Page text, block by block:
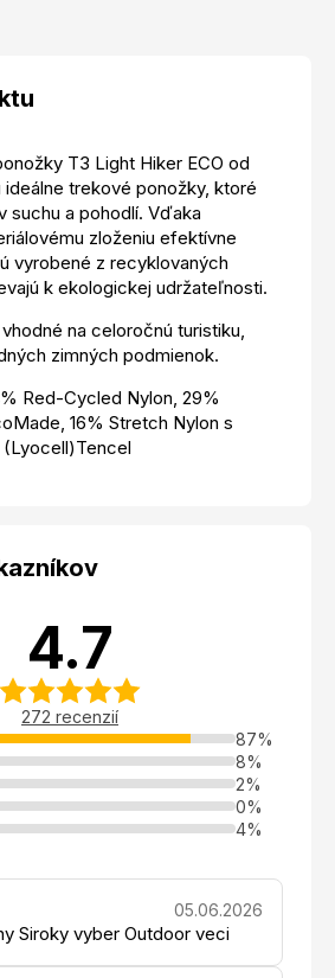
T3 Light Hiker ECO od
trekové ponožky, ktoré
suchu a pohodlí. Vďaka
zloženiu efektívne
vyrobené z recyklovaných
k ekologickej udržateľnosti.
na celoročnú turistiku,
zimných podmienok.
Red-Cycled Nylon, 29%
16% Stretch Nylon s
(Lyocell)Tencel
4.7
272 recenzií
87%
8%
2%
0%
4%
05.06.2026
Siroky vyber Outdoor veci